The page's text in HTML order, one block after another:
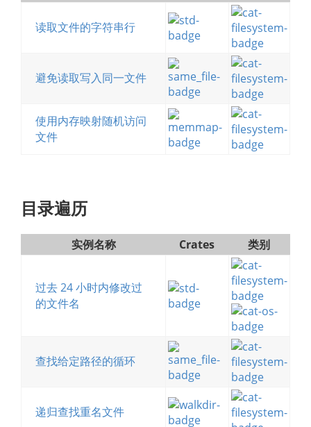
读取文件的字符串行
避免读取写入同一文件
使用内存映射随机访问
文件
目录遍历
实例名称 Crates 类别
过去 24 小时内修改过
的文件名
查找给定路径的循环
递归查找重名文件